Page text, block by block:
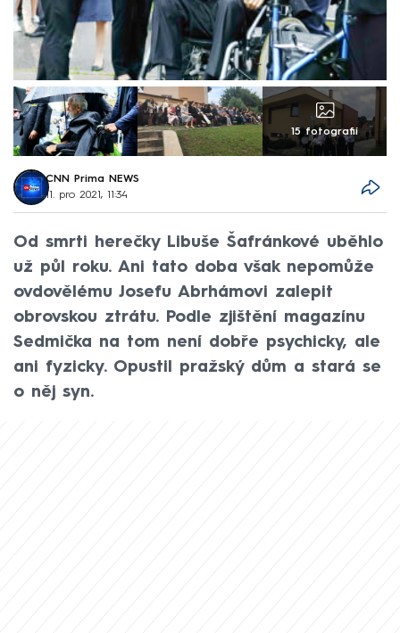
15 fotografií
CNN Prima NEWS
11. pro 2021, 11:34
Od smrti herečky Libuše Šafránkové uběhlo
už půl roku. Ani tato doba však nepomůže
ovdovělému Josefu Abrhámovi zalepit
obrovskou ztrátu. Podle zjištění magazínu
Sedmička na tom není dobře psychicky, ale
ani fyzicky. Opustil pražský dům a stará se
o něj syn.